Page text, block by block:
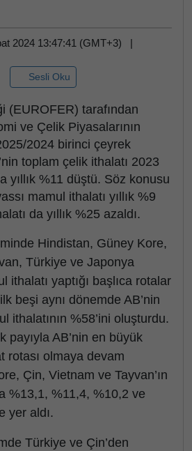
2024 13:47:41 (GMT+3) |
Sesli Oku
(EUROFER) tarafından
ve Çelik Piyasalarının
2024 birinci çeyrek
toplam çelik ithalatı 2023
yıllık %11 düştü. Söz konusu
mamul ithalatı yıllık %9
da yıllık %25 azaldı.
Hindistan, Güney Kore,
Türkiye ve Japonya
ithalatı yaptığı başlıca rotalar
beşi aynı dönemde AB’nin
ithalatının %58’ini oluşturdu.
payıyla AB’nin en büyük
rotası olmaya devam
Çin, Vietnam ve Tayvan’ın
%13,1, %11,4, %10,2 ve
yer aldı.
Türkiye ve Çin’den